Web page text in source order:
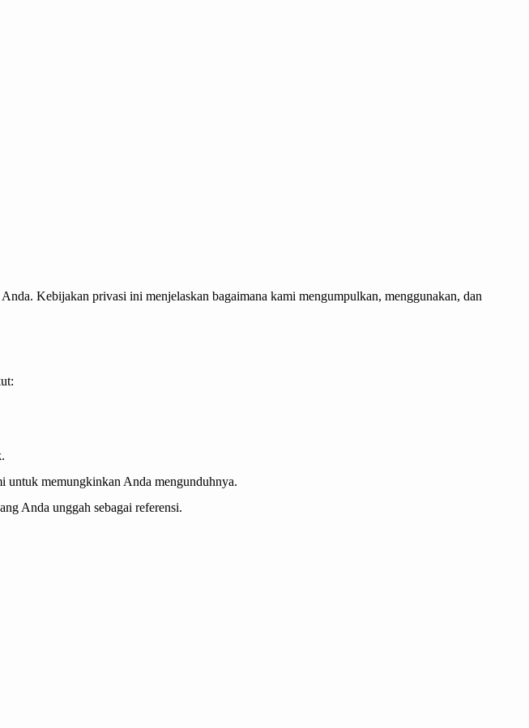
Kebijakan privasi ini menjelaskan bagaimana kami mengumpulkan, menggunakan, dan
untuk memungkinkan Anda mengunduhnya.
Anda unggah sebagai referensi.